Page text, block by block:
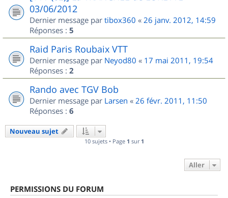
03/06/2012
Dernier message par tibox360 « 26 janv. 2012, 14:59
Réponses : 5
Raid Paris Roubaix VTT
Dernier message par Neyod80 « 17 mai 2011, 19:54
Réponses : 2
Rando avec TGV Bob
Dernier message par Larsen « 26 févr. 2011, 11:50
Réponses : 6
Nouveau sujet
10 sujets • Page 1 sur 1
Aller
PERMISSIONS DU FORUM